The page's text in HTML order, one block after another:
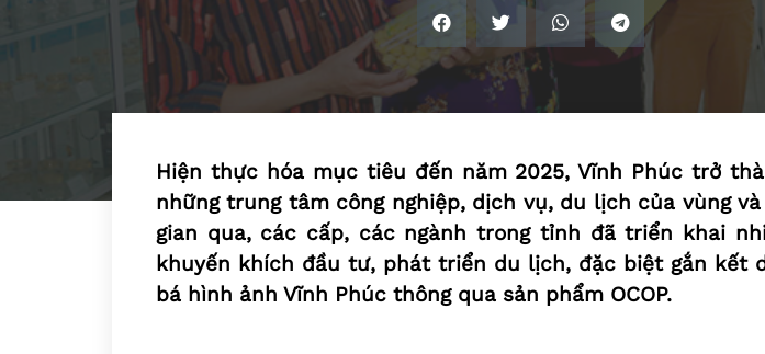
Hiện thực hóa mục tiêu đến năm 2025, Vĩnh Phúc trở
những trung tâm công nghiệp, dịch vụ, du lịch của vùng
gian qua, các cấp, các ngành trong tỉnh đã triển khai
khuyến khích đầu tư, phát triển du lịch, đặc biệt gắn kết
bá hình ảnh Vĩnh Phúc thông qua sản phẩm OCOP.